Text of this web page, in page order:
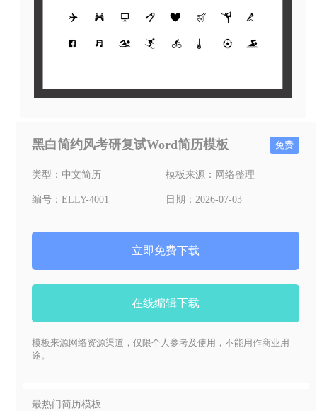
黑白简约风考研复试Word简历模板 免费
类型：中文简历 模板来源： 网络整理
编号：ELLY-4001 日期：2026-07-03
立即免费下载
在线编辑下载
模板来源网络资源渠道，仅限个人参考及使用，不能用作商业用
途。
最热门简历模板